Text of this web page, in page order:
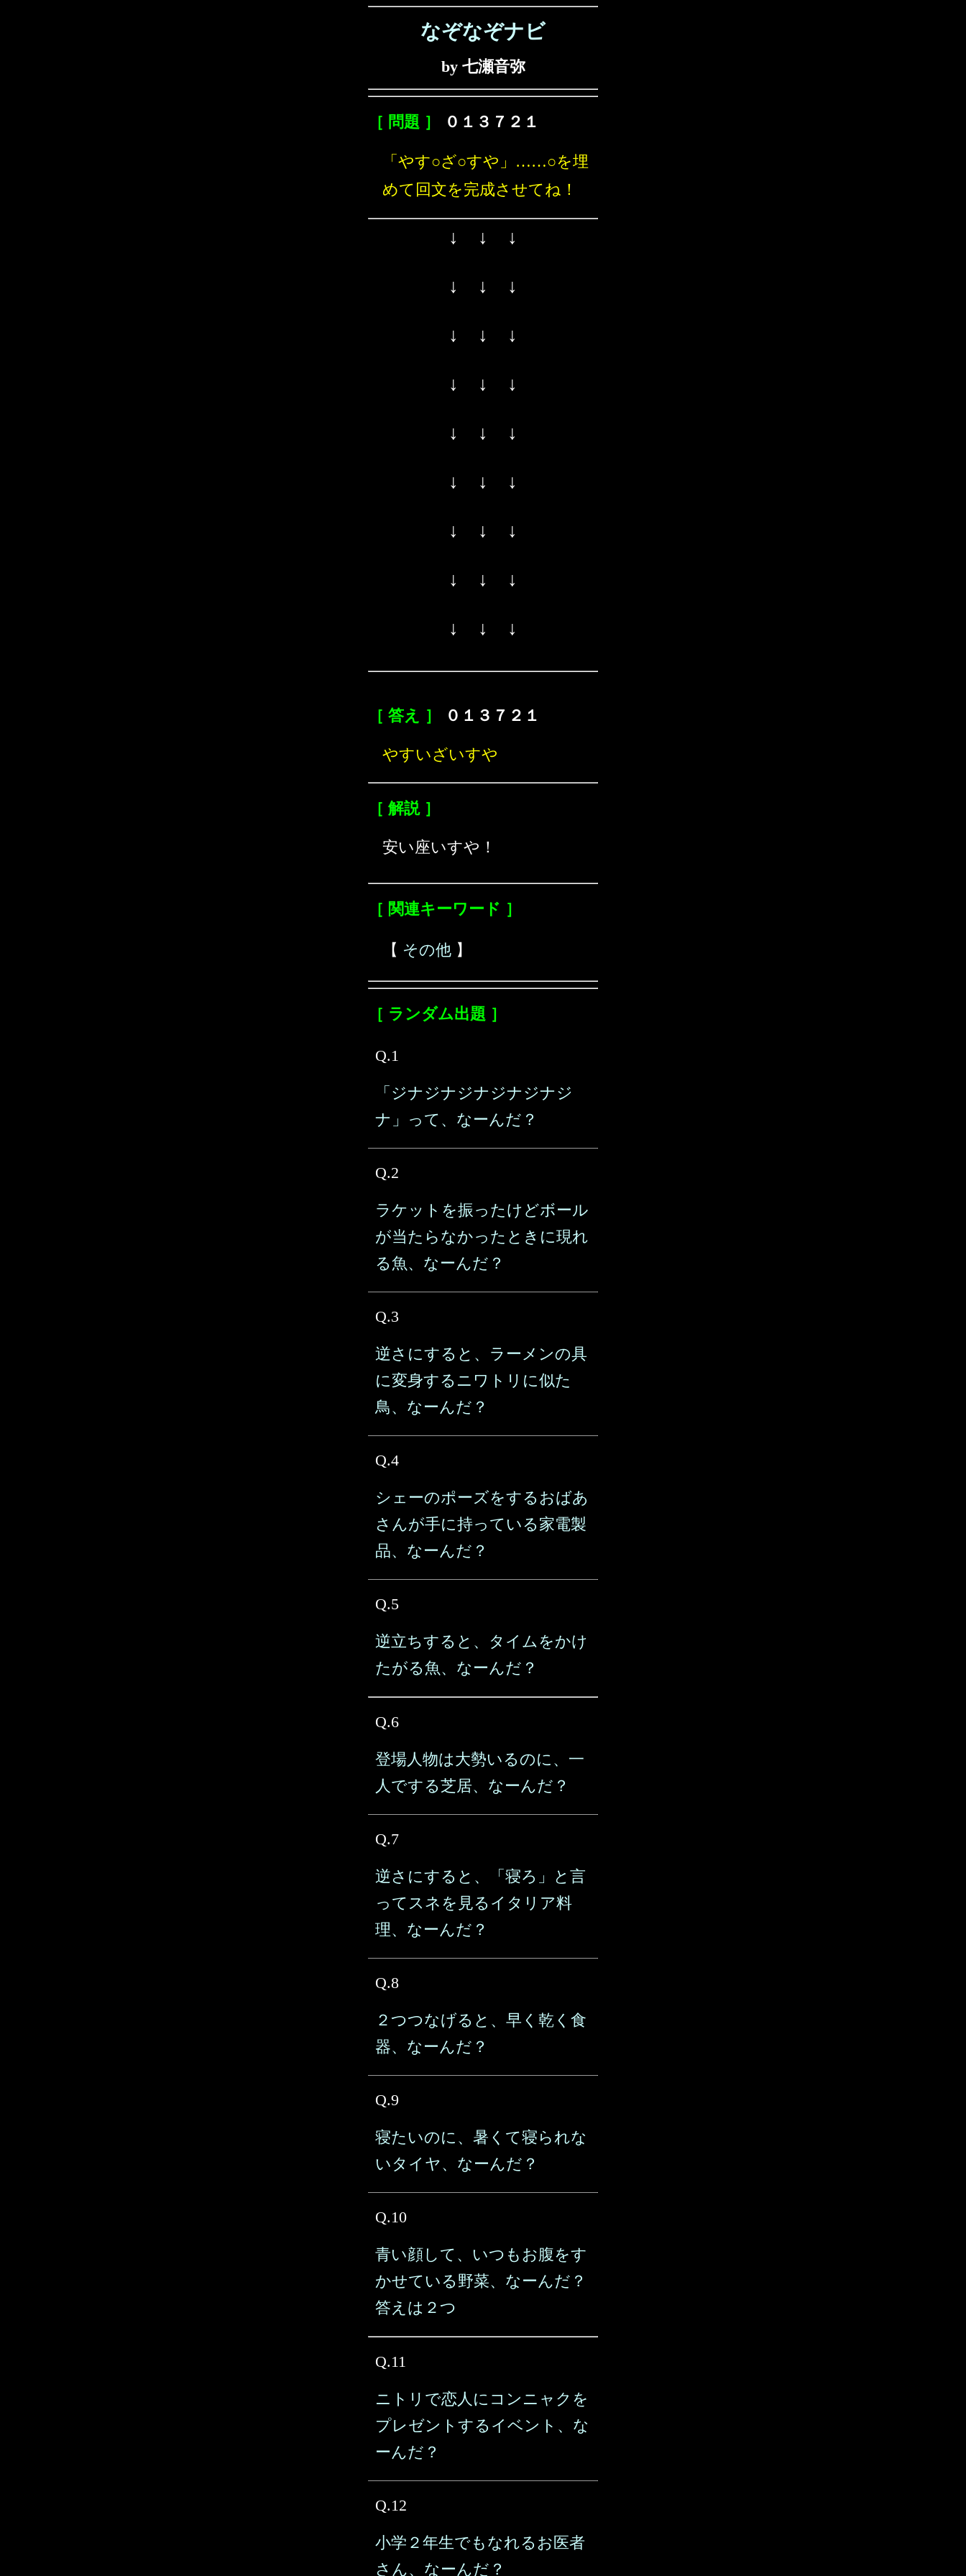
なぞなぞナビ
by 七瀬音弥
［ 問題 ］ ０１３７２１
「やす○ざ○すや」……○を埋
めて回文を完成させてね！
↓ ↓ ↓
↓ ↓ ↓
↓ ↓ ↓
↓ ↓ ↓
↓ ↓ ↓
↓ ↓ ↓
↓ ↓ ↓
↓ ↓ ↓
↓ ↓ ↓
［ 答え ］ ０１３７２１
やすいざいすや
［ 解説 ］
安い座いすや！
［ 関連キーワード ］
【 その他 】
［ ランダム出題 ］
Q.1
「ジナジナジナジナジナジ
ナ」って、なーんだ？
Q.2
ラケットを振ったけどボール
が当たらなかったときに現れ
る魚、なーんだ？
Q.3
逆さにすると、ラーメンの具
に変身するニワトリに似た
鳥、なーんだ？
Q.4
シェーのポーズをするおばあ
さんが手に持っている家電製
品、なーんだ？
Q.5
逆立ちすると、タイムをかけ
たがる魚、なーんだ？
Q.6
登場人物は大勢いるのに、一
人でする芝居、なーんだ？
Q.7
逆さにすると、「寝ろ」と言
ってスネを見るイタリア料
理、なーんだ？
Q.8
２つつなげると、早く乾く食
器、なーんだ？
Q.9
寝たいのに、暑くて寝られな
いタイヤ、なーんだ？
Q.10
青い顔して、いつもお腹をす
かせている野菜、なーんだ？
答えは２つ
Q.11
ニトリで恋人にコンニャクを
プレゼントするイベント、な
ーんだ？
Q.12
小学２年生でもなれるお医者
さん、なーんだ？